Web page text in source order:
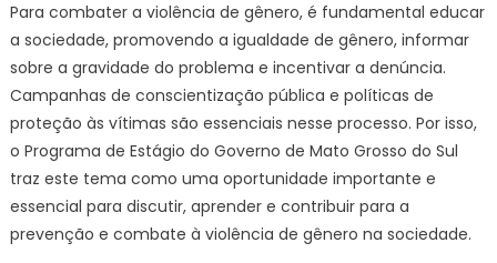
Para combater a violência de gênero, é fundamental educar
a sociedade, promovendo a igualdade de gênero, informar
sobre a gravidade do problema e incentivar a denúncia.
Campanhas de conscientização pública e políticas de
proteção às vítimas são essenciais nesse processo. Por isso,
o Programa de Estágio do Governo de Mato Grosso do Sul
traz este tema como uma oportunidade importante e
essencial para discutir, aprender e contribuir para a
prevenção e combate à violência de gênero na sociedade.